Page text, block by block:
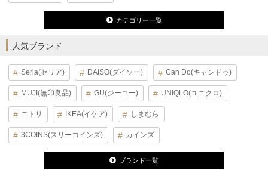
カテゴリー一覧
人気ブランド
Seria(セリア) DAISO(ダイソー) Can Do(キャンドゥ)
MUJI(無印良品) GU(ジーユー) UNIQLO(ユニクロ)
ニトリ IKEA(イケア) しまむら
3COINS(スリーコインズ) カインズ
ブランド一覧